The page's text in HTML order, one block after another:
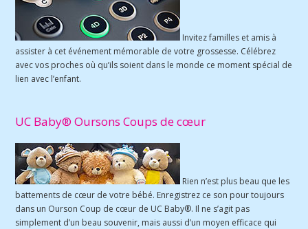
Invitez familles et amis à
assister à cet événement mémorable de votre grossesse. Célébrez
avec vos proches où qu’ils soient dans le monde ce moment spécial de
lien avec l’enfant.
UC Baby® Oursons Coups de cœur
Rien n’est plus beau que les
battements de cœur de votre bébé. Enregistrez ce son pour toujours
dans un Ourson Coup de cœur de UC Baby®. Il ne s’agit pas
simplement d’un beau souvenir, mais aussi d’un moyen efficace qui